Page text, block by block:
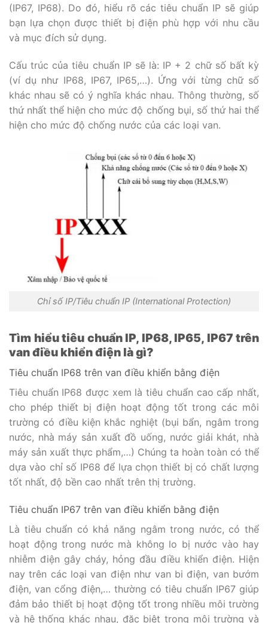
(IP67, IP68). Do đó, hiểu rõ các tiêu chuẩn IP sẽ giúp
bạn lựa chọn được thiết bị điện phù hợp với nhu cầu
và mục đích sử dụng.
Cấu trúc của tiêu chuẩn IP sẽ là: IP + 2 chữ số bất kỳ
(ví dụ như IP68, IP67, IP65,…). Ứng với từng chữ số
khác nhau sẽ có ý nghĩa khác nhau. Thông thường, số
thứ nhất thể hiện cho mức độ chống bụi, số thứ hai thể
hiện cho mức độ chống nước của các loại van.
Chỉ số IP/Tiêu chuẩn IP (International Protection)
Tìm hiểu tiêu chuẩn IP, IP68, IP65, IP67 trên
van điều khiển điện là gì?
Tiêu chuẩn IP68 trên van điều khiển bằng điện
Tiêu chuẩn IP68 được xem là tiêu chuẩn cao cấp nhất,
cho phép thiết bị điện hoạt động tốt trong các môi
trường có điều kiện khắc nghiệt (bụi bẩn, ngâm trong
nước, nhà máy sản xuất đồ uống, nước giải khát, nhà
máy sản xuất thực phẩm,…) Chúng ta hoàn toàn có thể
dựa vào chỉ số IP68 để lựa chọn thiết bị có chất lượng
tốt nhất, độ bền cao nhất trên thị trường.
Tiêu chuẩn IP67 trên van điều khiển bằng điện
Là tiêu chuẩn có khả năng ngâm trong nước, có thể
hoạt động trong nước mà không lo bị nước vào hay
nhiễm điện gây cháy, hỏng đầu điều khiển điện. Hiện
nay trên các loại van điện như van bi điện, van bướm
điện, van cổng điện,… thường có tiêu chuẩn IP67 giúp
đảm bảo thiết bị hoạt động tốt trong nhiều môi trường
và hệ thống khác nhau, đặc biệt trong môi trường và